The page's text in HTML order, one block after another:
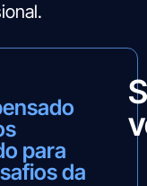
para
da